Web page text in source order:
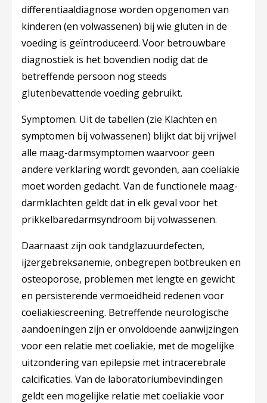
differentiaaldiagnose worden opgenomen van
kinderen (en volwassenen) bij wie gluten in de
voeding is geïntroduceerd. Voor betrouwbare
diagnostiek is het bovendien nodig dat de
betreffende persoon nog steeds
glutenbevattende voeding gebruikt.
Symptomen. Uit de tabellen (zie Klachten en
symptomen bij volwassenen) blijkt dat bij vrijwel
alle maag-darmsymptomen waarvoor geen
andere verklaring wordt gevonden, aan coeliakie
moet worden gedacht. Van de functionele maag-
darmklachten geldt dat in elk geval voor het
prikkelbaredarmsyndroom bij volwassenen.
Daarnaast zijn ook tandglazuurdefecten,
ijzergebreksanemie, onbegrepen botbreuken en
osteoporose, problemen met lengte en gewicht
en persisterende vermoeidheid redenen voor
coeliakiescreening. Betreffende neurologische
aandoeningen zijn er onvoldoende aanwijzingen
voor een relatie met coeliakie, met de mogelijke
uitzondering van epilepsie met intracerebrale
calcificaties. Van de laboratoriumbevindingen
geldt een mogelijke relatie met coeliakie voor